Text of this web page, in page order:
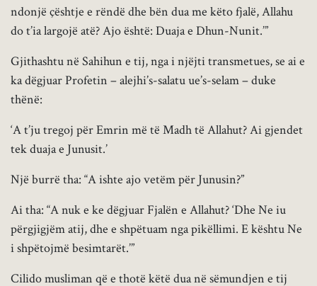
ndonjë çështje e rëndë dhe bën dua me këto fjalë, Allahu
do t’ia largojë atë? Ajo është: Duaja e Dhun-Nunit.’”
Gjithashtu në Sahihun e tij, nga i njëjti transmetues, se ai e
ka dëgjuar Profetin – alejhi’s-salatu ue’s-selam – duke
thënë:
‘A t’ju tregoj për Emrin më të Madh të Allahut? Ai gjendet
tek duaja e Junusit.’
Një burrë tha: “A ishte ajo vetëm për Junusin?”
Ai tha: “A nuk e ke dëgjuar Fjalën e Allahut? ‘Dhe Ne iu
përgjigjëm atij, dhe e shpëtuam nga pikëllimi. E kështu Ne
i shpëtojmë besimtarët.’”
Cilido musliman që e thotë këtë dua në sëmundjen e tij